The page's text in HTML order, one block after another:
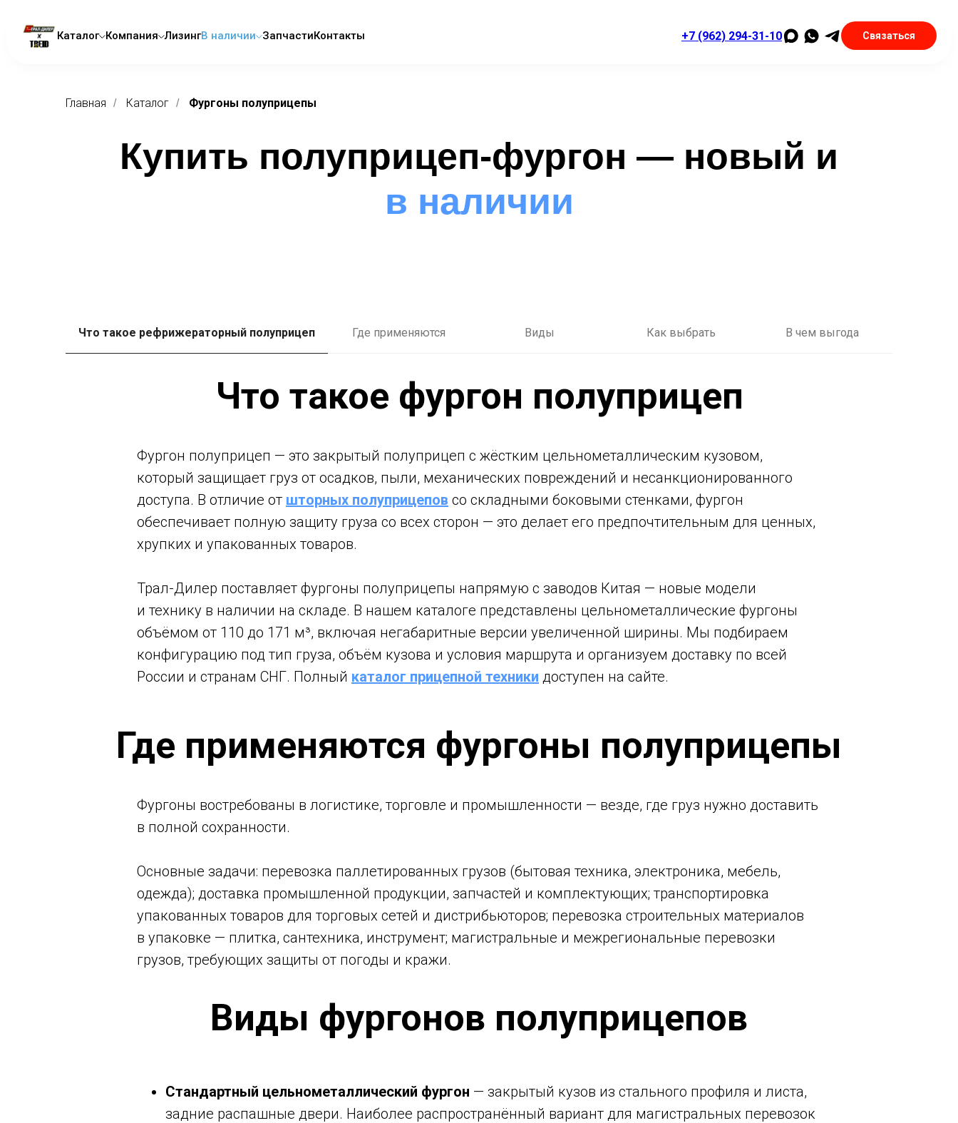
Каталог Компания ЛизингВ наличии ЗапчастиКонтакты +7 (962) 294-31-10 Связаться
Главная / Каталог / Фургоны полуприцепы
Купить полуприцеп-фургон — новый и
в наличии
Что такое рефрижераторный полуприцеп Где применяются Виды Как выбрать В чем выгода
Что такое фургон полуприцеп
Фургон полуприцеп — это закрытый полуприцеп с жёстким цельнометаллическим кузовом,
который защищает груз от осадков, пыли, механических повреждений и несанкционированного
доступа. В отличие от шторных полуприцепов со складными боковыми стенками, фургон
обеспечивает полную защиту груза со всех сторон — это делает его предпочтительным для ценных,
хрупких и упакованных товаров.
Трал-Дилер поставляет фургоны полуприцепы напрямую с заводов Китая — новые модели
и технику в наличии на складе. В нашем каталоге представлены цельнометаллические фургоны
объёмом от 110 до 171 м³, включая негабаритные версии увеличенной ширины. Мы подбираем
конфигурацию под тип груза, объём кузова и условия маршрута и организуем доставку по всей
России и странам СНГ. Полный каталог прицепной техники доступен на сайте.
Где применяются фургоны полуприцепы
Фургоны востребованы в логистике, торговле и промышленности — везде, где груз нужно доставить
в полной сохранности.
Основные задачи: перевозка паллетированных грузов (бытовая техника, электроника, мебель,
одежда); доставка промышленной продукции, запчастей и комплектующих; транспортировка
упакованных товаров для торговых сетей и дистрибьюторов; перевозка строительных материалов
в упаковке — плитка, сантехника, инструмент; магистральные и межрегиональные перевозки
грузов, требующих защиты от погоды и кражи.
Виды фургонов полуприцепов
Стандартный цельнометаллический фургон — закрытый кузов из стального профиля и листа,
задние распашные двери. Наиболее распространённый вариант для магистральных перевозок